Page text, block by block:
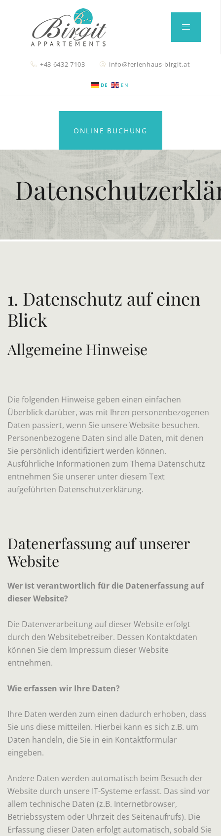
+43 6432 7103 info@ferienhaus-birgit.at
DE EN
ONLINE BUCHUNG
1. Datenschutz auf einen
Blick
Allgemeine Hinweise
Die folgenden Hinweise geben einen einfachen
Überblick darüber, was mit Ihren personenbezogenen
Daten passiert, wenn Sie unsere Website besuchen.
Personenbezogene Daten sind alle Daten, mit denen
Sie persönlich identifiziert werden können.
Ausführliche Informationen zum Thema Datenschutz
entnehmen Sie unserer unter diesem Text
aufgeführten Datenschutzerklärung.
Datenerfassung auf unserer
Website
Wer ist verantwortlich für die Datenerfassung auf
dieser Website?
Die Datenverarbeitung auf dieser Website erfolgt
durch den Websitebetreiber. Dessen Kontaktdaten
können Sie dem Impressum dieser Website
entnehmen.
Wie erfassen wir Ihre Daten?
Ihre Daten werden zum einen dadurch erhoben, dass
Sie uns diese mitteilen. Hierbei kann es sich z.B. um
Daten handeln, die Sie in ein Kontaktformular
eingeben.
Andere Daten werden automatisch beim Besuch der
Website durch unsere IT-Systeme erfasst. Das sind vor
allem technische Daten (z.B. Internetbrowser,
Betriebssystem oder Uhrzeit des Seitenaufrufs). Die
Erfassung dieser Daten erfolgt automatisch, sobald Sie